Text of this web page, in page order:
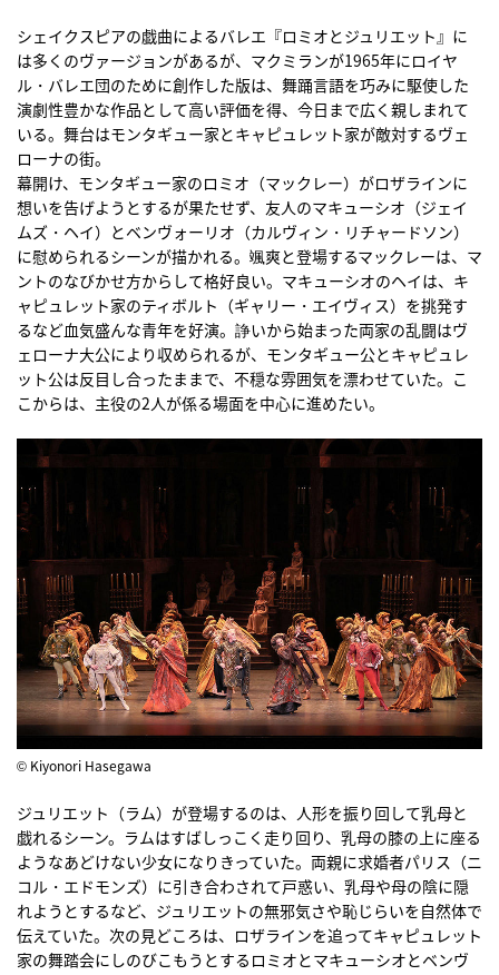
シェイクスピアの戯曲によるバレエ『ロミオとジュリエット』に
は多くのヴァージョンがあるが、マクミランが1965年にロイヤ
ル・バレエ団のために創作した版は、舞踊言語を巧みに駆使した
演劇性豊かな作品として高い評価を得、今日まで広く親しまれて
いる。舞台はモンタギュー家とキャピュレット家が敵対するヴェ
ローナの街。
幕開け、モンタギュー家のロミオ（マックレー）がロザラインに
想いを告げようとするが果たせず、友人のマキューシオ（ジェイ
ムズ・ヘイ）とベンヴォーリオ（カルヴィン・リチャードソン）
に慰められるシーンが描かれる。颯爽と登場するマックレーは、マ
ントのなびかせ方からして格好良い。マキューシオのヘイは、キ
ャピュレット家のティボルト（ギャリー・エイヴィス）を挑発す
るなど血気盛んな青年を好演。諍いから始まった両家の乱闘はヴ
ェローナ大公により収められるが、モンタギュー公とキャピュレ
ット公は反目し合ったままで、不穏な雰囲気を漂わせていた。こ
こからは、主役の2人が係る場面を中心に進めたい。
© Kiyonori Hasegawa
ジュリエット（ラム）が登場するのは、人形を振り回して乳母と
戯れるシーン。ラムはすばしっこく走り回り、乳母の膝の上に座る
ようなあどけない少女になりきっていた。両親に求婚者パリス（ニ
コル・エドモンズ）に引き合わされて戸惑い、乳母や母の陰に隠
れようとするなど、ジュリエットの無邪気さや恥じらいを自然体で
伝えていた。次の見どころは、ロザラインを追ってキャピュレット
家の舞踏会にしのびこもうとするロミオとマキューシオとベンヴ